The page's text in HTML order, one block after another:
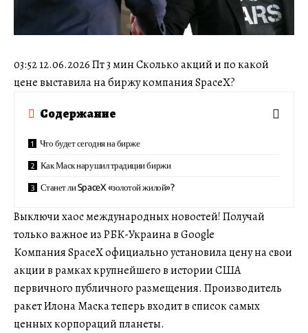
03:52 12.06.2026 Пт 3 мин Сколько акций и по какой
цене выставила на биржу компания SpaceX?
Содержание
Что будет сегодня на бирже
Как Маск нарушил традиции биржи
Станет ли SpaceX «золотой жилой»?
Выключи хаос международных новостей! Получай
только важное из РБК-Украина в Google
Компания SpaceX официально установила цену на свои
акции в рамках крупнейшего в истории США
первичного публичного размещения. Производитель
ракет Илона Маска теперь входит в список самых
ценных корпораций планеты.